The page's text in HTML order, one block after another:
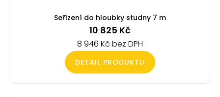
Seřízení do hloubky studny 7 m
10 825 Kč
8 946 Kč
DETAIL PRODUKTU